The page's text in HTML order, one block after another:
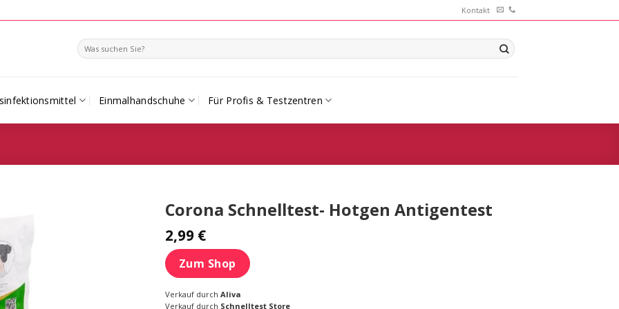
Kontakt
Search
for:
Einmalhandschuhe Für Profis & Testzentren
Corona Schnelltest- Hotgen Antigentest
2,99 €
Zum Shop
Verkauf durch Aliva
Verkauf durch Schnelltest Store